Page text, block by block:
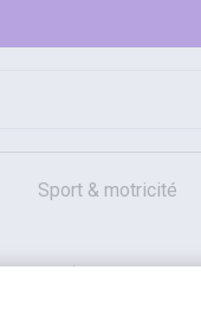
sport & motricité